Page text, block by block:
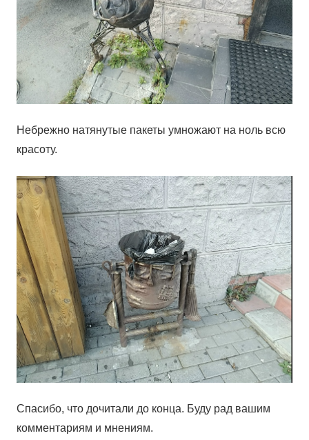
Небрежно натянутые пакеты умножают на ноль всю
красоту.
Спасибо, что дочитали до конца. Буду рад вашим
комментариям и мнениям.